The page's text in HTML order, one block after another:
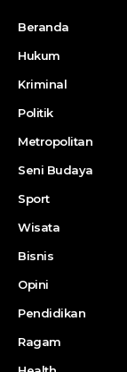
Beranda
Hukum
Kriminal
Politik
Metropolitan
Seni Budaya
Sport
Wisata
Bisnis
Opini
Pendidikan
Ragam